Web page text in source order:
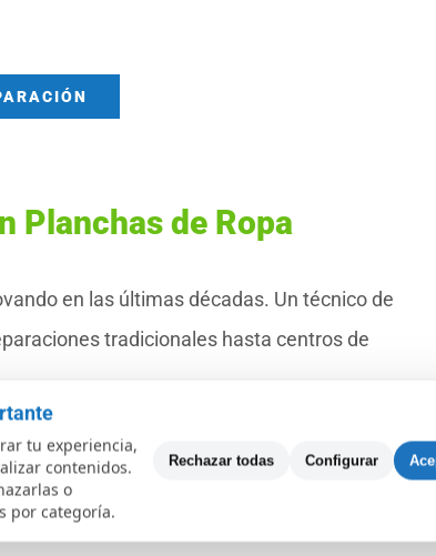
Planchas de Ropa
en las últimas décadas. Un técnico de
tradicionales hasta centros de
pero cuando falla es un verdadero problema.
tu experiencia,
contenidos.
o
por categoría.
Rechazar todas Configurar